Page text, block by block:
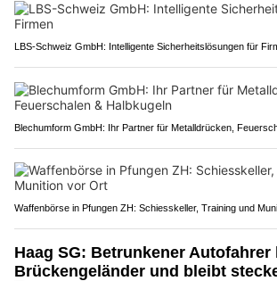
LBS-Schweiz GmbH: Intelligente Sicherheitslösungen für
Blechumform GmbH: Ihr Partner für Metalldrücken,
Waffenbörse in Pfungen ZH: Schiesskeller, Training und
Haag SG: Betrunkener Autofahrer
Brückengeländer und bleibt